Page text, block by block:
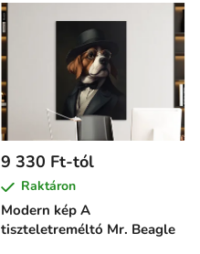
Modern kép A
tiszteletreméltó Mr. Beagle
9 330 Ft-tól
Raktáron